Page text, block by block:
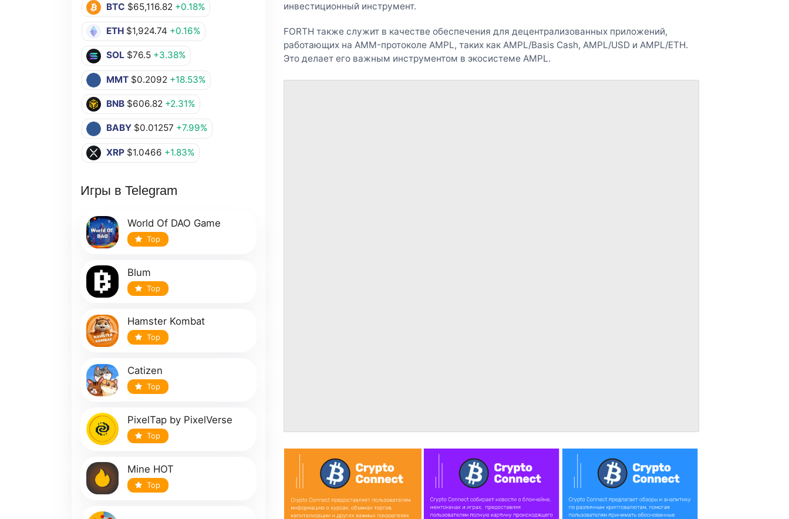
BTC $65,116.82 +0.18%
ETH $1,924.74 +0.16%
SOL $76.5 +3.38%
MMT $0.2092 +18.53%
BNB $606.82 +2.31%
BABY $0.01257 +7.99%
XRP $1.0466 +1.83%
Игры в Telegram
World Of DAO Game
Top
Blum
Top
Hamster Kombat
Top
Catizen
Top
PixelTap by PixelVerse
Top
Mine HOT
Top
инвестиционный инструмент.
FORTH также служит в качестве обеспечения для децентрализованных приложений,
работающих на AMM-протоколе AMPL, таких как AMPL/Basis Cash, AMPL/USD и AMPL/ETH.
Это делает его важным инструментом в экосистеме AMPL.